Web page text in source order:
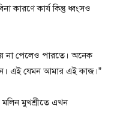
কারণে কার্য কিন্তু ধ্বংসও
না পেলেও পারতে। অনেক
এই যেমন আমার এই কাজ।”
মুখশ্রীতে এখন